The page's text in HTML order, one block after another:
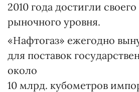
2010 года достигли
рыночного уровня.
«Нафтогаз» ежегодно
для поставок
около
10 млрд. кубометров